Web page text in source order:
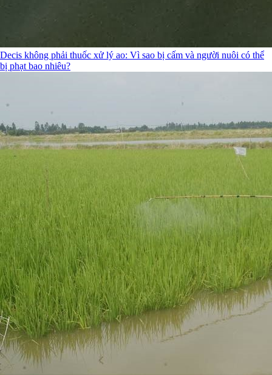
Decis không phải thuốc xử lý ao: Vì sao bị cấm và người nuôi có thể
bị phạt bao nhiêu?